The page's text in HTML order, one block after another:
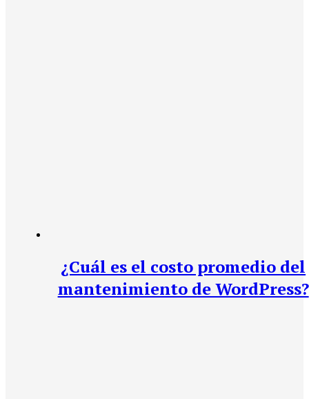
¿Cuál es el costo promedio del
mantenimiento de WordPress?